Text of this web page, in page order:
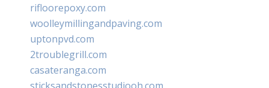
rifloorepoxy.com
woolleymillingandpaving.com
uptonpvd.com
2troublegrill.com
casateranga.com